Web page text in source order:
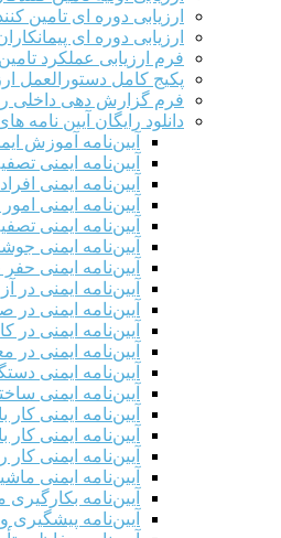
ارزیابی دوره ای تامین
ارزیابی دوره ای
فرم ارزيابی عملکرد
پکیج کامل دستورالعمل
فرم گزارش دهی داخلی
دانلود رایگان آیین نامه
آیین‌نامه آموزش
آیین‌نامه ایمنی
آیین‌نامه ایمنی
آیین‌نامه ایمنی
آیین‌نامه ایمنی
آیین‌نامه ایمنی
آیین‌نامه ایمنی
آیین‌نامه ایمنی در
آیین‌نامه ایمنی در
آیین‌نامه ایمنی
آیین‌نامه ایمنی در
آیین‌نامه ایمنی
آیین‌نامه ایمنی
آیین‌نامه ایمنی
آیین‌نامه ایمنی
آیین‌نامه ایمنی
آیین‌نامه ایمنی
آیین‌نامه
آیین‌نامه پیشگیری